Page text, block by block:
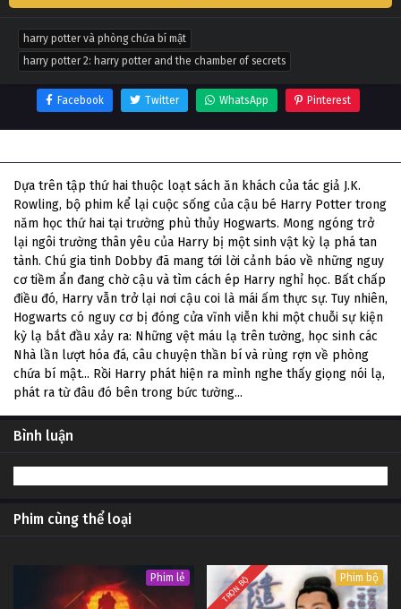
harry potter và phòng chứa bí mật
harry potter 2: harry potter and the chamber of secrets
Facebook Twitter WhatsApp Pinterest
Dựa trên tập thứ hai thuộc loạt sách ăn khách của tác giả J.K.
Rowling, bộ phim kể lại cuộc sống của cậu bé Harry Potter trong
năm học thứ hai tại trường phù thủy Hogwarts. Mong ngóng trở
lại ngôi trường thân yêu của Harry bị một sinh vật kỳ lạ phá tan
tành. Chú gia tinh Dobby đã mang tới lời cảnh báo về những nguy
cơ tiềm ẩn đang chờ cậu và tìm cách ép Harry nghỉ học. Bất chấp
điều đó, Harry vẫn trở lại nơi cậu coi là mái ấm thực sự. Tuy nhiên,
Hogwarts có nguy cơ bị đóng cửa vĩnh viễn khi một chuỗi sự kiện
kỳ lạ bắt đầu xảy ra: Những vệt máu lạ trên tường, học sinh các
Nhà lần lượt hóa đá, câu chuyện thần bí và rùng rợn về phòng
chứa bí mật... Rồi Harry phát hiện ra mình nghe thấy giọng nói lạ,
phát ra từ đâu đó bên trong bức tường...
Bình luận
Phim cùng thể loại
Phim lẻ TRỌN BỘ Phim bộ